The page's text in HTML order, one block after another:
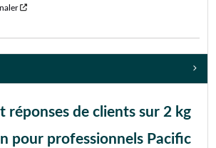
réponses de clients sur 2 kg
pour professionnels Pacific